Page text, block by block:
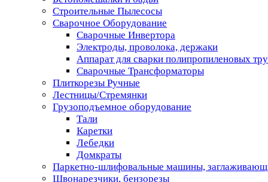
Строительные Пылесосы
Сварочное Оборудование
Сварочные Инвертора
Электроды, проволока, держаки
Аппарат для сварки полипропиленовых
Сварочные Трансформаторы
Плиткорезы Ручные
Лестницы/Стремянки
Грузоподъемное оборудование
Тали
Каретки
Лебедки
Домкраты
Паркетно-шлифовальные машины,
Швонарезчики, бензорезы